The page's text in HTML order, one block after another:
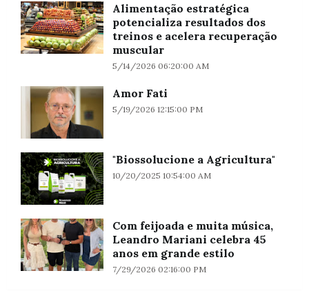
Alimentação estratégica
potencializa resultados dos
treinos e acelera recuperação
muscular
5/14/2026 06:20:00 AM
Amor Fati
5/19/2026 12:15:00 PM
"Biossolucione a Agricultura"
10/20/2025 10:54:00 AM
Com feijoada e muita música,
Leandro Mariani celebra 45
anos em grande estilo
7/29/2026 02:16:00 PM